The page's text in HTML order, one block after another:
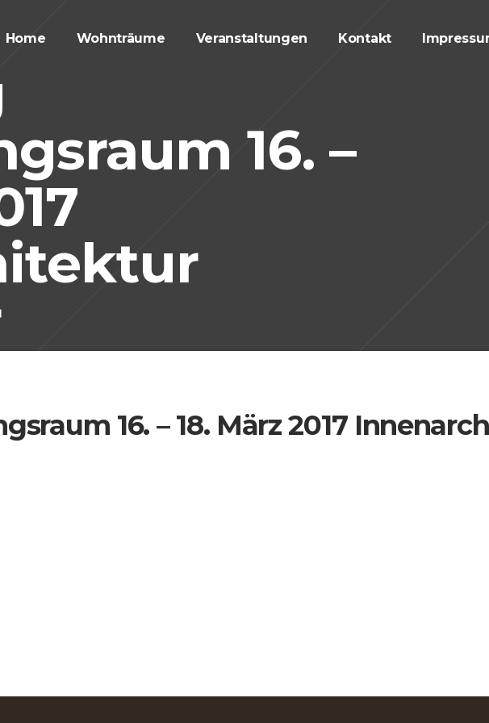
Home Wohnträume Veranstaltungen Kontakt
16. –
16. – 18. März 2017